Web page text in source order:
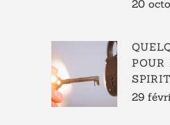
20
POUR
29